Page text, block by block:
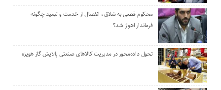
محکوم قطعی به شلاق ، انفصال از خدمت و تبعید چگونه
فرماندار اهواز شد؟
تحول داده‌محور در مدیریت کالاهای صنعتی پالایش گاز هویزه